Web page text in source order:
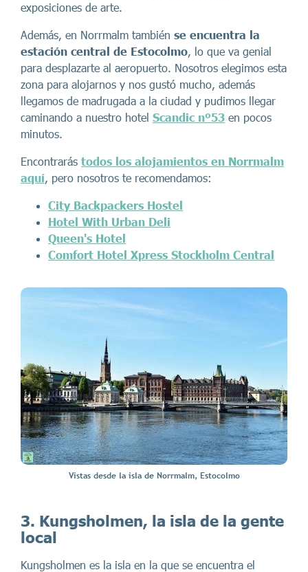
exposiciones de arte.
Además, en Norrmalm también se encuentra la
estación central de Estocolmo, lo que va genial
para desplazarte al aeropuerto. Nosotros elegimos esta
zona para alojarnos y nos gustó mucho, además
llegamos de madrugada a la ciudad y pudimos llegar
caminando a nuestro hotel Scandic nº53 en pocos
minutos.
Encontrarás todos los alojamientos en Norrmalm
aquí, pero nosotros te recomendamos:
City Backpackers Hostel
Hotel With Urban Deli
Queen's Hotel
Comfort Hotel Xpress Stockholm Central
Vistas desde la isla de Norrmalm, Estocolmo
3. Kungsholmen, la isla de la gente
local
Kungsholmen es la isla en la que se encuentra el